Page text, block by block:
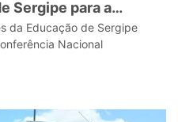
Sergipe para a
de Educação
da Educação de Sergipe
Nacional